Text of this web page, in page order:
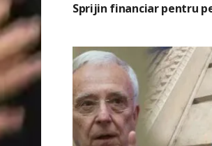
Sprijin financiar pentru